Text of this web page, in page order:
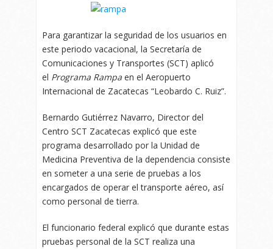
Para garantizar la seguridad de los usuarios en
este periodo vacacional, la Secretaría de
Comunicaciones y Transportes (SCT) aplicó
el Programa Rampa en el Aeropuerto
Internacional de Zacatecas “Leobardo C. Ruiz”.
Bernardo Gutiérrez Navarro, Director del
Centro SCT Zacatecas explicó que este
programa desarrollado por la Unidad de
Medicina Preventiva de la dependencia consiste
en someter a una serie de pruebas a los
encargados de operar el transporte aéreo, así
como personal de tierra.
El funcionario federal explicó que durante estas
pruebas personal de la SCT realiza una